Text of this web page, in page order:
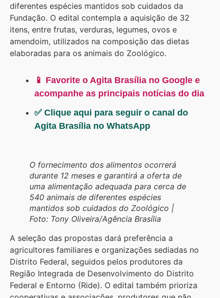
diferentes espécies mantidos sob cuidados da
Fundação. O edital contempla a aquisição de 32
itens, entre frutas, verduras, legumes, ovos e
amendoim, utilizados na composição das dietas
elaboradas para os animais do Zoológico.
📱 Favorite o Agita Brasília no Google e
acompanhe as principais notícias do dia
✅ Clique aqui para seguir o canal do
Agita Brasília no WhatsApp
O fornecimento dos alimentos ocorrerá
durante 12 meses e garantirá a oferta de
uma alimentação adequada para cerca de
540 animais de diferentes espécies
mantidos sob cuidados do Zoológico |
Foto: Tony Oliveira/Agência Brasília
A seleção das propostas dará preferência a
agricultores familiares e organizações sediadas no
Distrito Federal, seguidos pelos produtores da
Região Integrada de Desenvolvimento do Distrito
Federal e Entorno (Ride). O edital também prioriza